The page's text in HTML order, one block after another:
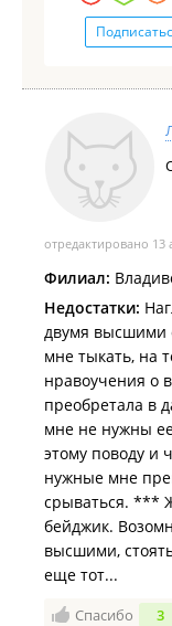
отредактировано 13
Филиал:
Недостатки:
двумя высшими
мне тыкать, на
нравоучения о
преобретала в
мне не нужны
этому поводу и
нужные мне
срываться. ***
бейджик.
высшими,
еще тот...
Спасибо 3